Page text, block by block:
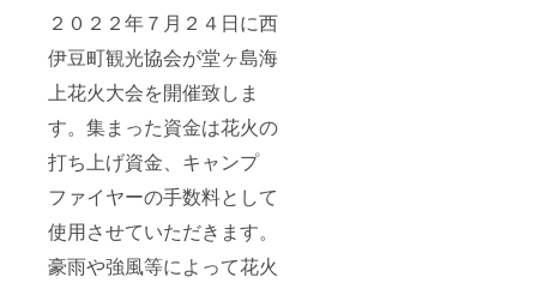
２０２２年７月２４日に西
伊豆町観光協会が堂ヶ島海
上花火大会を開催致しま
す。集まった資金は花火の
打ち上げ資金、キャンプ
ファイヤーの手数料として
使用させていただきます。
豪雨や強風等によって花火